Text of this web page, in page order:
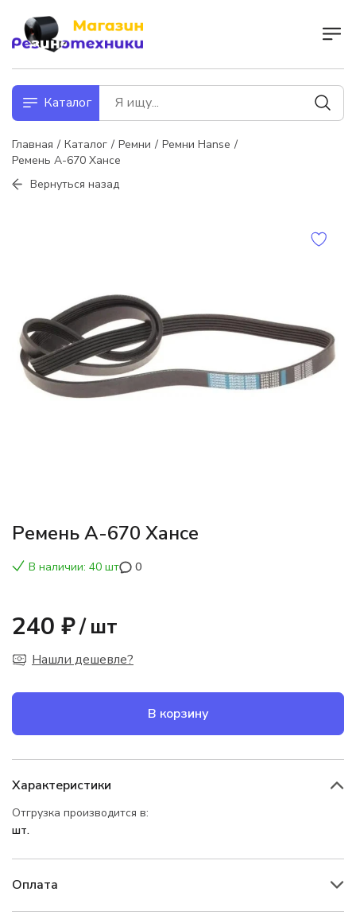
Каталог
Главная Каталог Ремни
Ремни Hanse
Ремень А-670 Хансе
Вернуться назад
Ремень А-670 Хансе
В наличии: 40 шт 0
240 ₽/ шт
Нашли дешевле?
В корзину
Характеристики
Отгрузка производится в:
шт.
Оплата